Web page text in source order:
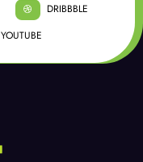
DRIBBBLE
YOUTUBE